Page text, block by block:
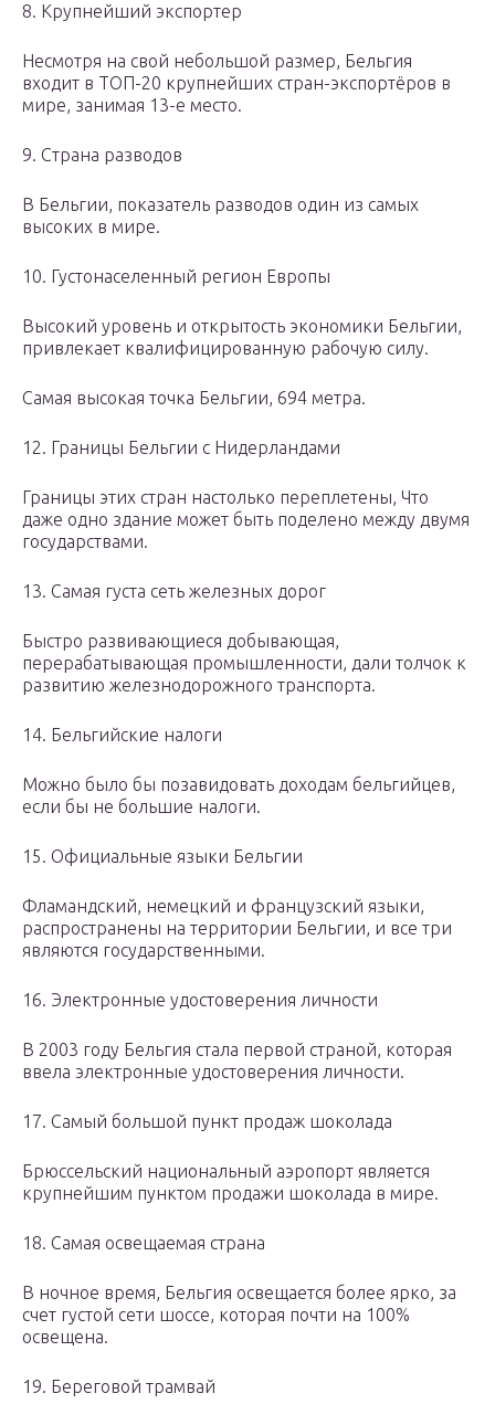
8. Крупнейший экспортер
Несмотря на свой небольшой размер, Бельгия
входит в ТОП-20 крупнейших стран-экспортёров в
мире, занимая 13-е место.
9. Страна разводов
В Бельгии, показатель разводов один из самых
высоких в мире.
10. Густонаселенный регион Европы
Высокий уровень и открытость экономики Бельгии,
привлекает квалифицированную рабочую силу.
Самая высокая точка Бельгии, 694 метра.
12. Границы Бельгии с Нидерландами
Границы этих стран настолько переплетены, Что
даже одно здание может быть поделено между двумя
государствами.
13. Самая густа сеть железных дорог
Быстро развивающиеся добывающая,
перерабатывающая промышленности, дали толчок к
развитию железнодорожного транспорта.
14. Бельгийские налоги
Можно было бы позавидовать доходам бельгийцев,
если бы не большие налоги.
15. Официальные языки Бельгии
Фламандский, немецкий и французский языки,
распространены на территории Бельгии, и все три
являются государственными.
16. Электронные удостоверения личности
В 2003 году Бельгия стала первой страной, которая
ввела электронные удостоверения личности.
17. Самый большой пункт продаж шоколада
Брюссельский национальный аэропорт является
крупнейшим пунктом продажи шоколада в мире.
18. Самая освещаемая страна
В ночное время, Бельгия освещается более ярко, за
счет густой сети шоссе, которая почти на 100%
освещена.
19. Береговой трамвай